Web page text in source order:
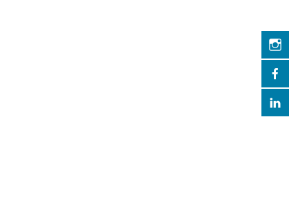
Lubricante
Mobil
Mx